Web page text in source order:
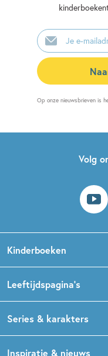
E-
mailadres
Op onze nieuwsbrieven is
Volg
Kinderboeken
Prentenboeken
Leeftijdspagina’s
Boekentips 1,5 - 3 jaar
Series & karakters
Inspiratie & nieuws